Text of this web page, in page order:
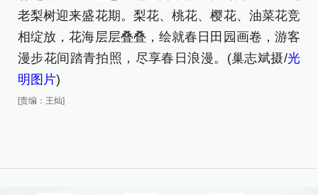
老梨树迎来盛花期。梨花、桃花、樱花、油菜花竞
相绽放，花海层层叠叠，绘就春日田园画卷，游客
漫步花间踏青拍照，尽享春日浪漫。(巢志斌摄/光
明图片)
[责编：王灿]